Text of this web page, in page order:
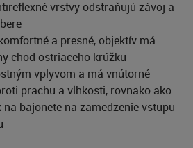
vrstvy odstraňujú závoj a
a presné, objektív má
chod ostriaceho krúžku
vplyvom a má vnútorné
prachu a vlhkosti, rovnako ako
bajonete na zamedzenie vstupu